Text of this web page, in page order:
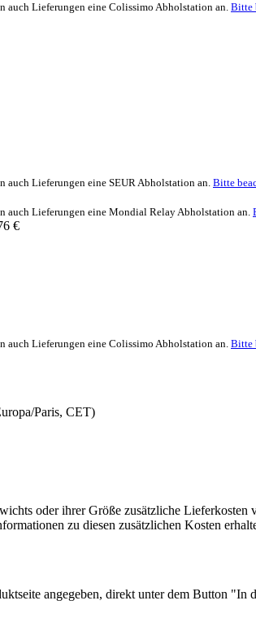
auch Lieferungen eine Colissimo Abholstation an. Bitte
auch Lieferungen eine SEUR Abholstation an. Bitte
auch Lieferungen eine Mondial Relay Abholstation an.
€
auch Lieferungen eine Colissimo Abholstation an. Bitte
Paris, CET)
oder ihrer Größe zusätzliche
zu diesen zusätzlichen Kosten
angegeben, direkt unter dem Button